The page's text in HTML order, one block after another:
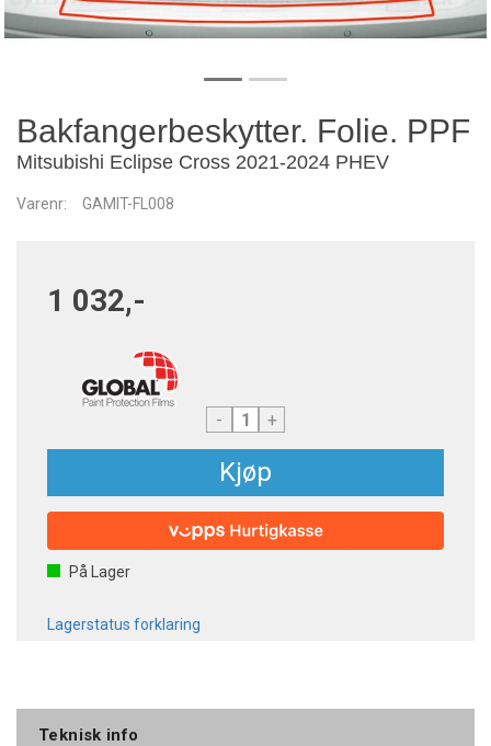
Bakfangerbeskytter. Folie. PPF
Mitsubishi Eclipse Cross 2021-2024 PHEV
Varenr: GAMIT-FL008
1 032,-
- +
Kjøp
På Lager
Lagerstatus forklaring
Teknisk info